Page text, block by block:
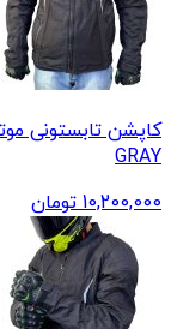
GRAY
10,200,000 تومان